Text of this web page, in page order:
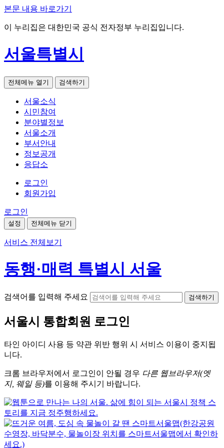
본문 내용 바로가기
이 누리집은 대한민국 공식 전자정부 누리집입니다.
서울특별시
전체메뉴 열기 검색하기
서울소식
시민참여
분야별정보
서울소개
부서안내
정보공개
응답소
로그인
회원가입
로그인
설정 전체메뉴 닫기
서비스 전체보기
동행·매력 특별시 서울
검색어를 입력해 주세요 검색하기
서울시 통합회원 로그인
타인 아이디 사용 등 약관 위반 행위 시 서비스 이용이 중지됩
니다.
크롬 브라우저에서 로그인이 안될 경우 다른 웹브라우저(엣
지, 웨일 등)를 이용해 주시기 바랍니다.